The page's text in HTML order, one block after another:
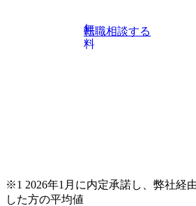
り、常に刺激を受けながらプロジェ
コンサルティングファームの名の通
サルティングファームの立ち上げフ
できる 豊富な経験を持つコンサル経
無
料
転職相談する
※1 2026年1月に内定承諾し、弊社経
した方の平均値